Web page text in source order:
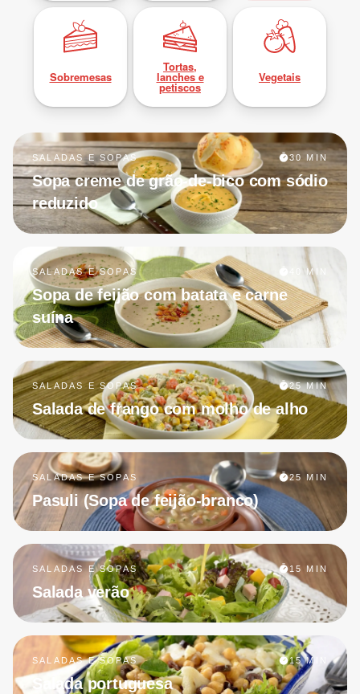
Sobremesas
Tortas,
lanches e
petiscos
Vegetais
SALADAS E SOPAS 30 MIN
Sopa creme de grão-de-bico com sódio
reduzido
SALADAS E SOPAS 40 MIN
Sopa de feijão com batata e carne
suína
SALADAS E SOPAS 25 MIN
Salada de frango com molho de alho
SALADAS E SOPAS 25 MIN
Pasuli (Sopa de feijão-branco)
SALADAS E SOPAS 15 MIN
Salada verão
SALADAS E SOPAS 15 MIN
Salada portuguesa